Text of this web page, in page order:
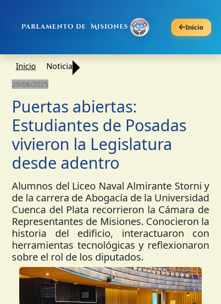
Inicio
Inicio Noticia
29/08/2025
Puertas abiertas:
Estudiantes de Posadas
vivieron la Legislatura
desde adentro
Alumnos del Liceo Naval Almirante Storni y
de la carrera de Abogacía de la Universidad
Cuenca del Plata recorrieron la Cámara de
Representantes de Misiones. Conocieron la
historia del edificio, interactuaron con
herramientas tecnológicas y reflexionaron
sobre el rol de los diputados.